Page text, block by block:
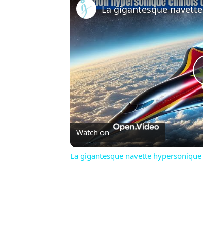
Watch on
La gigantesque navette